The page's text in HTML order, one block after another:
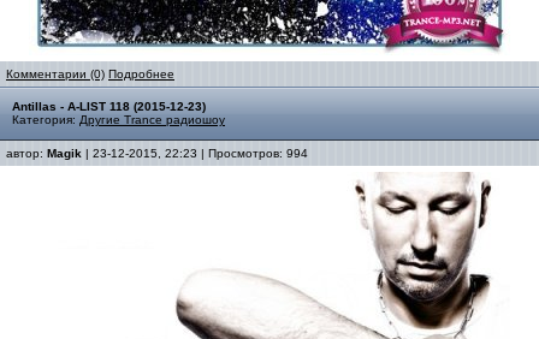
Комментарии (0) Подробнее
Antillas - A-LIST 118 (2015-12-23)
Категория: Другие Trance радиошоу
автор: Magik | 23-12-2015, 22:23 | Просмотров: 994